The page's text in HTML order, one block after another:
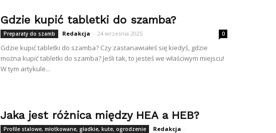
Gdzie kupić tabletki do szamba?
Preparaty do szamb Redakcja - 24 września 2025 0
Gdzie kupić tabletki do szamba? Czy zastanawiałeś się kiedyś, gdzie
można kupić tabletki do szamba? Jeśli tak, to jesteś we właściwym miejscu!
W tym artykule...
Jaka jest różnica między HEA a HEB?
Profile stalowe, młotkowane, gładkie, kute, ogrodzenie Redakcja -